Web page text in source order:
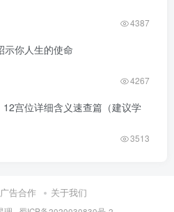
4387
示你人生的使命
4267
宫位详细含义速查篇（建议学
3513
广告合作 关于我们